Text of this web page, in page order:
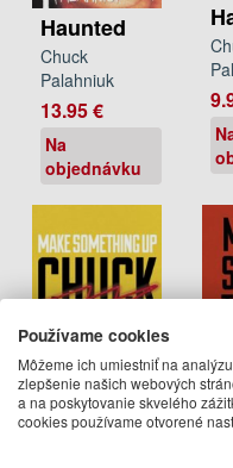
Haunted
Chuck
Palahniuk
13.95 €
Na
objednávku
Make
Používame cookies
Môžeme ich umiestniť na
zlepšenie našich webových
a na poskytovanie skvelého
cookies používame otvorené